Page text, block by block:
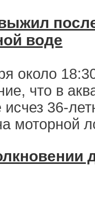
воде
около
что в
исчез 36-
моторной